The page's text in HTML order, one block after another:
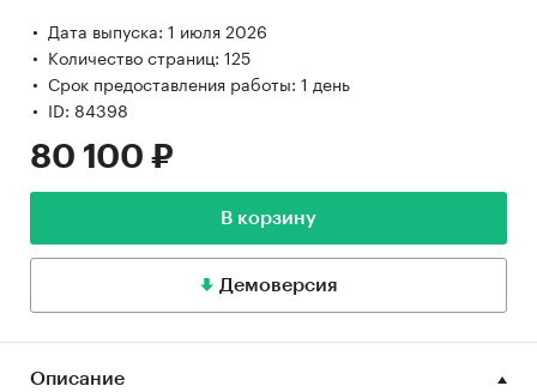
Дата выпуска: 1 июля 2026
Количество страниц: 125
Срок предоставления работы: 1 день
ID: 84398
80 100 ₽
В корзину
Демоверсия
Описание